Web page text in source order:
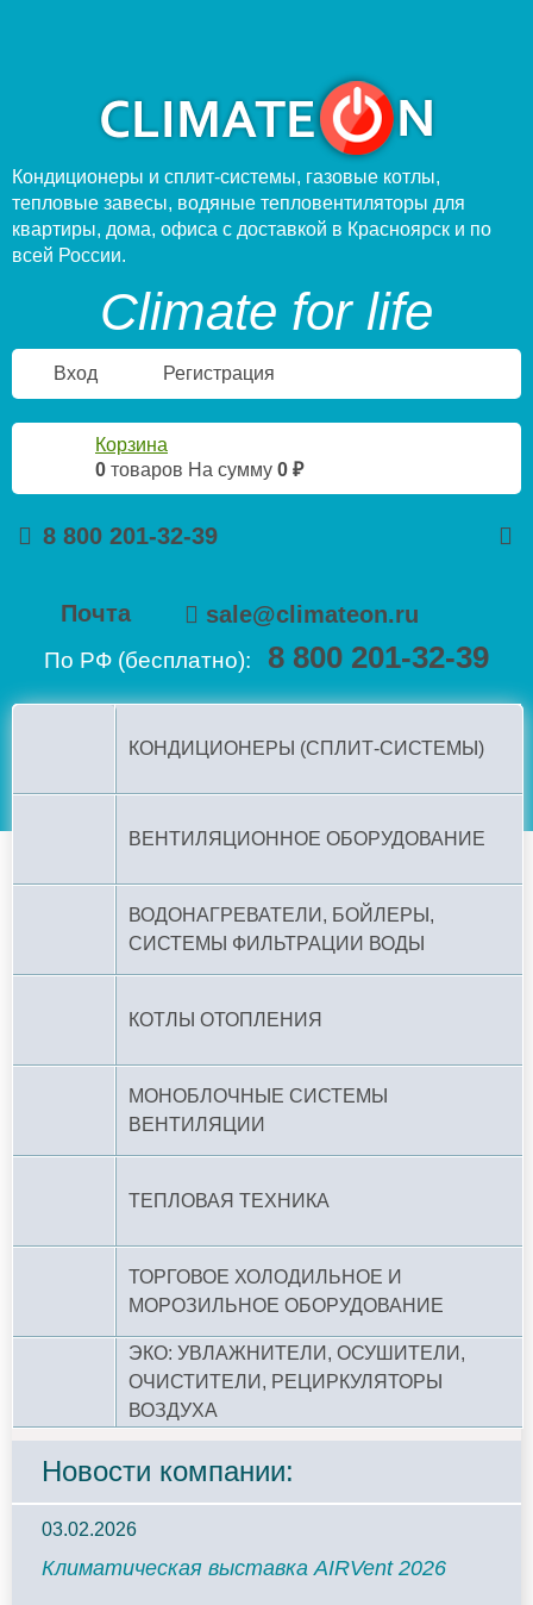
Кондиционеры и сплит-системы, газовые котлы,
тепловые завесы, водяные тепловентиляторы для
квартиры, дома, офиса с доставкой в Красноярск и по
всей России.
Climate for life
Вход Регистрация
Корзина
0 товаров На сумму 0 ₽
8 800 201-32-39
Почта sale@climateon.ru
По РФ (бесплатно): 8 800 201-32-39
КОНДИЦИОНЕРЫ (СПЛИТ-СИСТЕМЫ)
ВЕНТИЛЯЦИОННОЕ ОБОРУДОВАНИЕ
ВОДОНАГРЕВАТЕЛИ, БОЙЛЕРЫ,
СИСТЕМЫ ФИЛЬТРАЦИИ ВОДЫ
КОТЛЫ ОТОПЛЕНИЯ
МОНОБЛОЧНЫЕ СИСТЕМЫ
ВЕНТИЛЯЦИИ
ТЕПЛОВАЯ ТЕХНИКА
ТОРГОВОЕ ХОЛОДИЛЬНОЕ И
МОРОЗИЛЬНОЕ ОБОРУДОВАНИЕ
ЭКО: УВЛАЖНИТЕЛИ, ОСУШИТЕЛИ,
ОЧИСТИТЕЛИ, РЕЦИРКУЛЯТОРЫ
ВОЗДУХА
Новости компании:
03.02.2026
Климатическая выставка AIRVent 2026